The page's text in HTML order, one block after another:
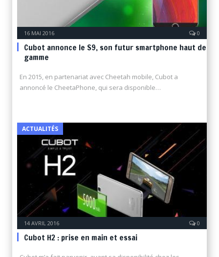
16 MAI 2016 0
Cubot annonce le S9, son futur smartphone haut de
gamme
En 2015, en partenariat avec Cheetah mobile, Cubot a
annoncé le CheetaPhone, qui sera disponible…
ACTUALITÉS
14 AVRIL 2016 0
Cubot H2 : prise en main et essai